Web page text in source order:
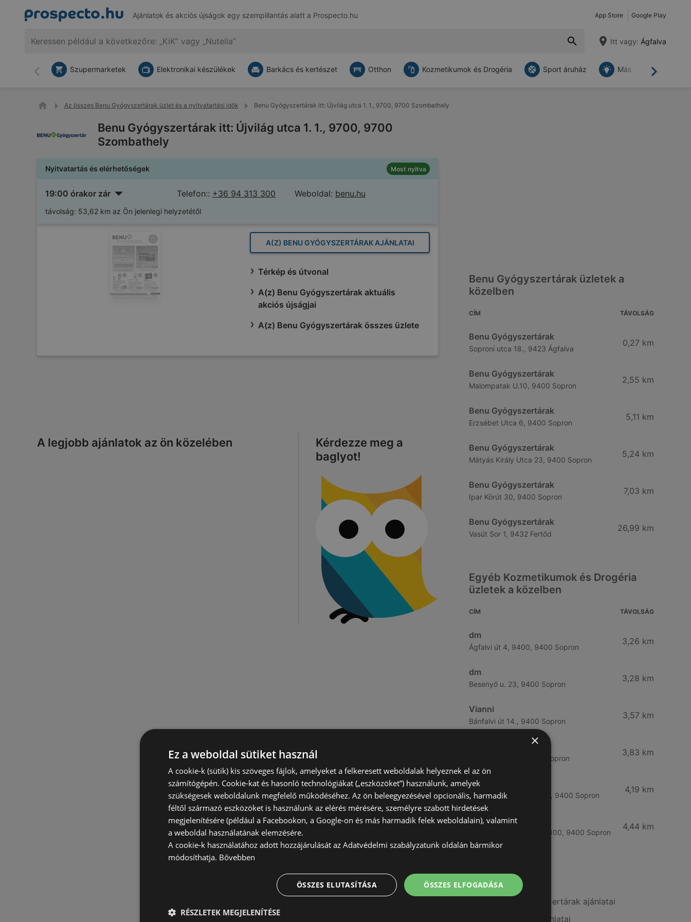
Ajánlatok és akciós újságok egy szempillantás alatt a Prospecto.hu App Store Google Play
Itt vagy: Ágfalva
Vissza Tovább
Szupermarketek Elektronikai készülékek Barkács és kertészet Otthon Kozmetikumok és Drogéria Sport áruház Más
Az összes Benu Gyógyszertárak üzlet és a nyitvatartási idők Benu Gyógyszertárak itt: Újvilág utca 1. 1., 9700, 9700 Szombathely
Benu Gyógyszertárak itt: Újvilág utca 1. 1., 9700, 9700
Szombathely
Nyitvatartás és elérhetőségek Most nyitva
19:00 órakor zár Telefon:: +36 94 313 300 Weboldal: benu.hu
távolság: 53,62 km az Ön jelenlegi helyzetétől
A(Z) BENU GYÓGYSZERTÁRAK AJÁNLATAI
Térkép és útvonal
A(z) Benu Gyógyszertárak aktuális
akciós újságjai
A(z) Benu Gyógyszertárak összes üzlete
A legjobb ajánlatok az ön közelében
Kérdezze meg a
baglyot!
Benu Gyógyszertárak üzletek a
közelben
CÍM TÁVOLSÁG
Benu Gyógyszertárak
Soproni utca 18., 9423 Ágfalva
0,27 km
Benu Gyógyszertárak
Malompatak U.10, 9400 Sopron
2,55 km
Benu Gyógyszertárak
Erzsébet Utca 6, 9400 Sopron
5,11 km
Benu Gyógyszertárak
Mátyás Király Utca 23, 9400 Sopron
5,24 km
Benu Gyógyszertárak
Ipar Körút 30, 9400 Sopron
7,03 km
Benu Gyógyszertárak
Vasút Sor 1, 9432 Fertőd
26,99 km
Egyéb Kozmetikumok és Drogéria
üzletek a közelben
CÍM TÁVOLSÁG
dm
Ágfalvi út 4, 9400, 9400 Sopron
3,26 km
dm
Besenyő u. 23, 9400 Sopron
3,28 km
Vianni
Bánfalvi út 14., 9400 Sopron
3,57 km
Bánfalvi út 6-8., 9400 Sopron
3,83 km
Rossmann
Kodály Zoltán tér 16. 16., 9400 Sopron
4,19 km
dm
Lackner Kristóf u. 35, 9400, 9400 Sopron
4,44 km
További linkek
A(z) Benu Gyógyszertárak ajánlatai
A(z) Rossmann ajánlatai
×
Ez a weboldal sütiket használ
A cookie-k (sütik) kis szöveges fájlok, amelyeket a felkeresett weboldalak helyeznek el az ön
számítógépén. Cookie-kat és hasonló technológiákat („eszközöket”) használunk, amelyek
szükségesek weboldalunk megfelelő működéséhez. Az ön beleegyezésével opcionális, harmadik
féltől származó eszközöket is használunk az elérés mérésére, személyre szabott hirdetések
megjelenítésére (például a Facebookon, a Google-on és más harmadik felek weboldalain), valamint
a weboldal használatának elemzésére.
A cookie-k használatához adott hozzájárulását az Adatvédelmi szabályzatunk oldalán bármikor
módosíthatja. Bővebben
ÖSSZES ELFOGADÁSA
ÖSSZES ELUTASÍTÁSA
RÉSZLETEK MEGJELENÍTÉSE